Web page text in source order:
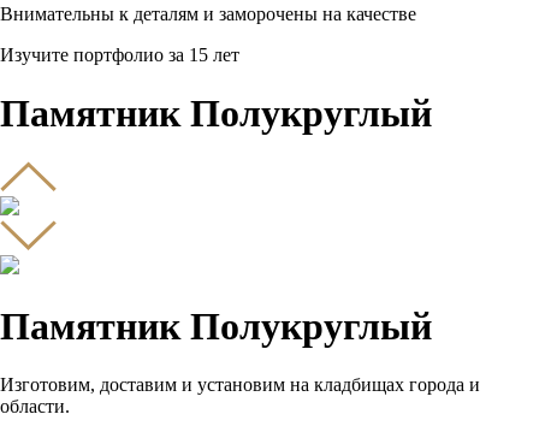
Внимательны к деталям и заморочены на качестве
Изучите портфолио за 15 лет
Памятник Полукруглый
Памятник Полукруглый
Изготовим, доставим и установим на кладбищах города и
области.